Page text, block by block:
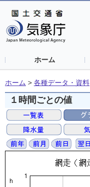
ホーム
ホーム > 各種データ・資料
１時間ごとの値